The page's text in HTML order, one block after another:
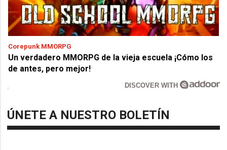
Corepunk MMORPG
Un verdadero MMORPG de la vieja escuela ¡Cómo los
de antes, pero mejor!
DISCOVER WITH
ÚNETE A NUESTRO BOLETÍN